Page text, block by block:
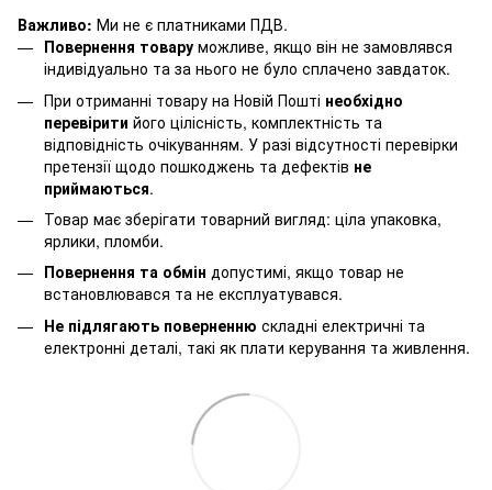
Важливо: Ми не є платниками ПДВ.
Повернення товару можливе, якщо він не замовлявся
індивідуально та за нього не було сплачено завдаток.
При отриманні товару на Новій Пошті необхідно
перевірити його цілісність, комплектність та
відповідність очікуванням. У разі відсутності перевірки
претензії щодо пошкоджень та дефектів не
приймаються.
Товар має зберігати товарний вигляд: ціла упаковка,
ярлики, пломби.
Повернення та обмін допустимі, якщо товар не
встановлювався та не експлуатувався.
Не підлягають поверненню складні електричні та
електронні деталі, такі як плати керування та живлення.